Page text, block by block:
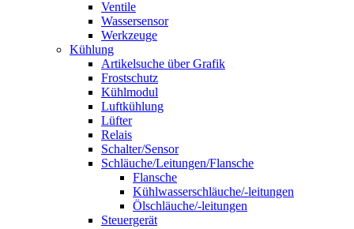
Ventile
Wassersensor
Werkzeuge
Kühlung
Artikelsuche über Grafik
Frostschutz
Kühlmodul
Luftkühlung
Lüfter
Relais
Schalter/Sensor
Schläuche/Leitungen/Flansche
Flansche
Kühlwasserschläuche/-leitungen
Ölschläuche/-leitungen
Steuergerät